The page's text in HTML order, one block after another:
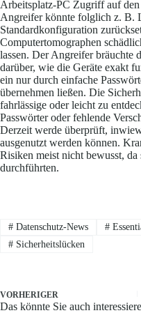
Arbeitsplatz-PC Zugriff auf
Angreifer könnte folglich z. B.
Standardkonfiguration
Computertomographen
lassen. Der Angreifer bräuchte
darüber, wie die Geräte exakt
ein nur durch einfache
übernehmen ließen. Die
fahrlässige oder leicht zu
Passwörter oder fehlende
Derzeit werde überprüft,
ausgenutzt werden können.
Risiken meist nicht bewusst, da
durchführten.
#Datenschutz-News #
#Sicherheitslücken
VORHERIGER
Das könnte Sie auch